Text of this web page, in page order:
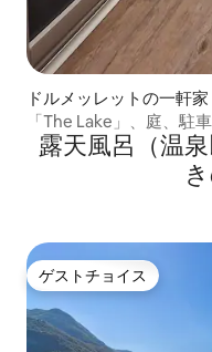
ドルメッレットの一軒家
「The Lake」、庭、駐
露天風呂（温
ゲストチョイス
ゲストチョイス